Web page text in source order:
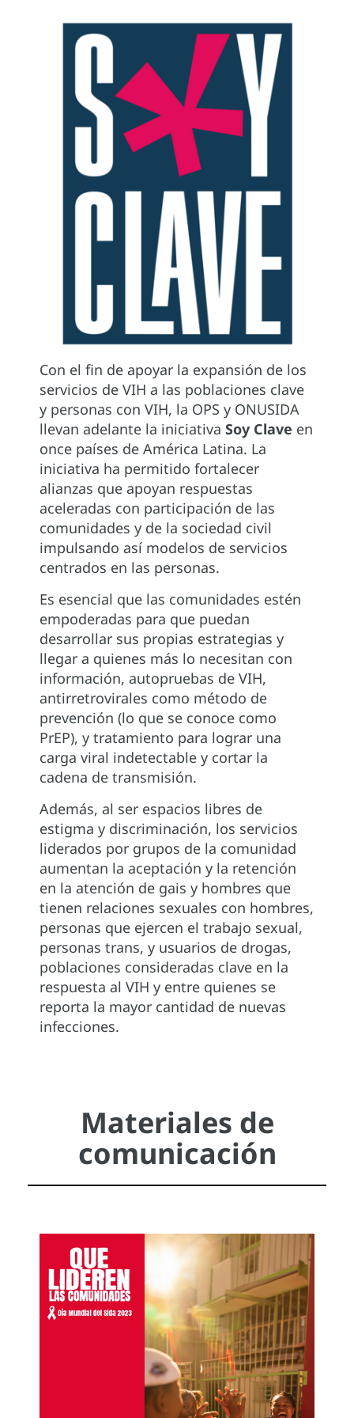
Con el fin de apoyar la expansión de los
servicios de VIH a las poblaciones clave
y personas con VIH, la OPS y ONUSIDA
llevan adelante la iniciativa Soy Clave en
once países de América Latina. La
iniciativa ha permitido fortalecer
alianzas que apoyan respuestas
aceleradas con participación de las
comunidades y de la sociedad civil
impulsando así modelos de servicios
centrados en las personas.
Es esencial que las comunidades estén
empoderadas para que puedan
desarrollar sus propias estrategias y
llegar a quienes más lo necesitan con
información, autopruebas de VIH,
antirretrovirales como método de
prevención (lo que se conoce como
PrEP), y tratamiento para lograr una
carga viral indetectable y cortar la
cadena de transmisión.
Además, al ser espacios libres de
estigma y discriminación, los servicios
liderados por grupos de la comunidad
aumentan la aceptación y la retención
en la atención de gais y hombres que
tienen relaciones sexuales con hombres,
personas que ejercen el trabajo sexual,
personas trans, y usuarios de drogas,
poblaciones consideradas clave en la
respuesta al VIH y entre quienes se
reporta la mayor cantidad de nuevas
infecciones.
Materiales de
comunicación